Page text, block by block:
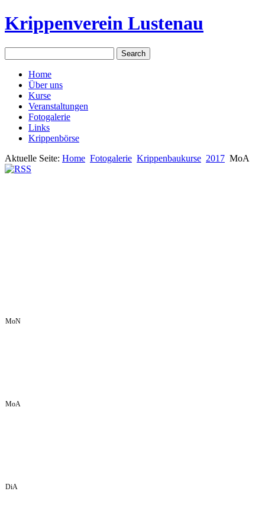
Krippenverein Lustenau
Home
Über uns
Kurse
Veranstaltungen
Fotogalerie
Links
Krippenbörse
Aktuelle Seite: Home Fotogalerie Krippenbaukurse 2017 MoA
MoN
MoA
DiA